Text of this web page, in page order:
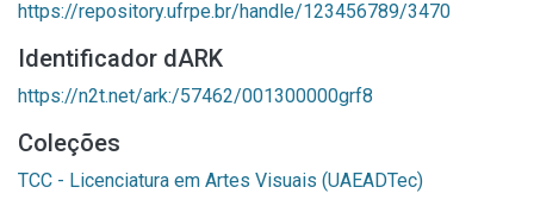
https://repository.ufrpe.br/handle/123456789/3470
Identificador dARK
https://n2t.net/ark:/57462/001300000grf8
Coleções
TCC - Licenciatura em Artes Visuais (UAEADTec)